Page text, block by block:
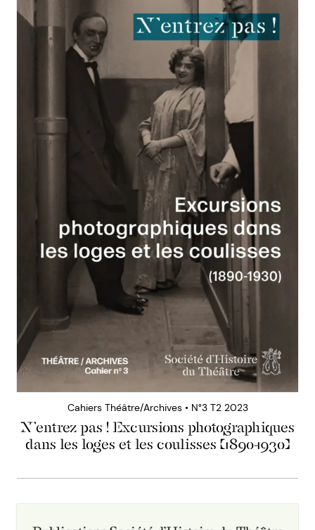
Cahiers Théâtre/Archives • N°3 T2 2023
N’entrez pas ! Excursions photographiques
dans les loges et les coulisses (1890-1930)